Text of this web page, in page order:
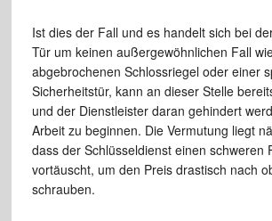
Ist dies der Fall und es handelt sich bei
Tür um keinen außergewöhnlichen Fall
abgebrochenen Schlossriegel oder einer
Sicherheitstür, kann an dieser Stelle
und der Dienstleister daran gehindert
Arbeit zu beginnen. Die Vermutung liegt
dass der Schlüsseldienst einen schweren
vortäuscht, um den Preis drastisch nach
schrauben.